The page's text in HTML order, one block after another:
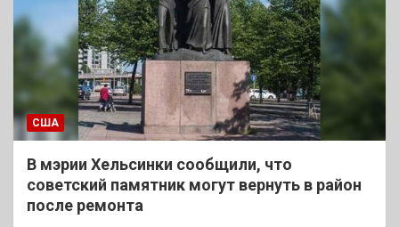
США
В мэрии Хельсинки сообщили, что
советский памятник могут вернуть в район
после ремонта